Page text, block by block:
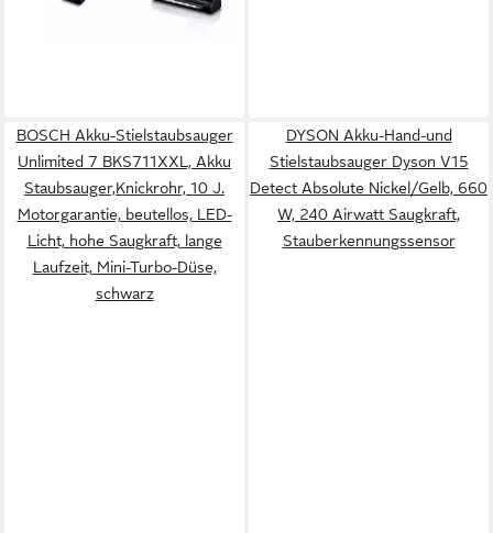
BOSCH Akku-Stielstaubsauger
Unlimited 7 BKS711XXL, Akku
Staubsauger,Knickrohr, 10 J.
Motorgarantie, beutellos, LED-
Licht, hohe Saugkraft, lange
Laufzeit, Mini-Turbo-Düse,
schwarz
DYSON Akku-Hand-und
Stielstaubsauger Dyson V15
Detect Absolute Nickel/Gelb, 660
W, 240 Airwatt Saugkraft,
Stauberkennungssensor